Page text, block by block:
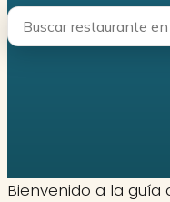
Bienvenido a la